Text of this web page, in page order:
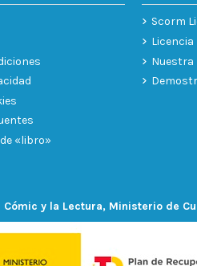
«libro»
Scorm
y la Lectura, Ministerio de